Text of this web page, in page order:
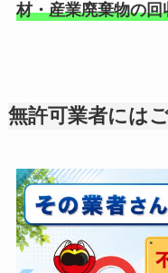
材・産業廃棄物の
無許可業者には